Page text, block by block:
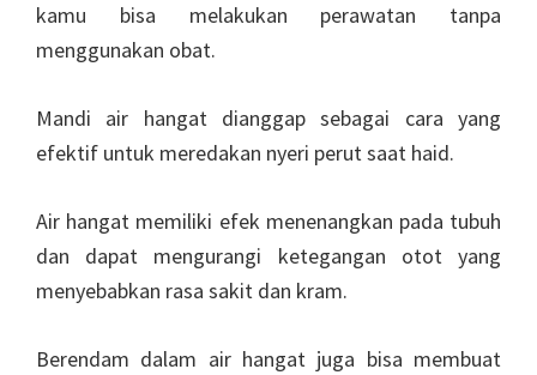
kamu bisa melakukan perawatan tanpa
menggunakan obat.
Mandi air hangat dianggap sebagai cara yang
efektif untuk meredakan nyeri perut saat haid.
Air hangat memiliki efek menenangkan pada tubuh
dan dapat mengurangi ketegangan otot yang
menyebabkan rasa sakit dan kram.
Berendam dalam air hangat juga bisa membuat